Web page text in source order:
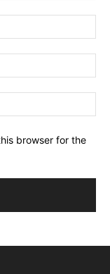
browser for the